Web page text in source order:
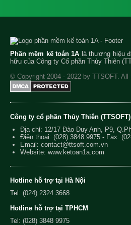
Phần mềm kế toán 1A là thương hiệu
hữu của Công ty Cổ phần Thủy Thiên
© Copyright 2004 - 2022 by TTSOFT. All
Công ty cổ phần Thủy Thiên (TTSOFT)
Địa chỉ: 12/17 Đào Duy Anh, P9,
Điện thoại: (028) 3848 9975 - Fax:
Email: contact@ttsoft.com.vn
Website: www.ketoan1a.com
Hotline hỗ trợ tại Hà Nội
Tel: (024) 2324 3668
Hotline hỗ trợ tại TPHCM
Tel: (028) 3848 9975